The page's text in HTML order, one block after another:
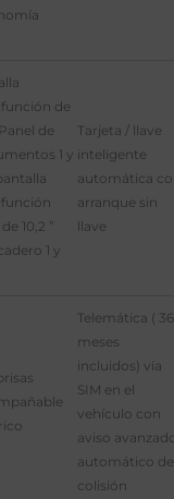
de
de
1 y
10,2 ”
1 y
Tarjeta / llave
inteligente
automática
arranque sin
llave
Telemática ( 36
meses
incluidos) vía
SIM en el
vehículo con
aviso
automático de
colisión